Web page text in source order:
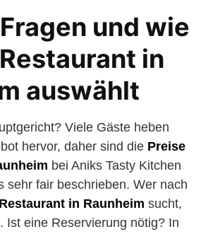
und wie
in
auswählt
Viele Gäste heben
hervor, daher sind die Preise
bei Aniks Tasty Kitchen
sehr fair beschrieben. Wer nach
in Raunheim sucht,
Ist eine Reservierung nötig? In